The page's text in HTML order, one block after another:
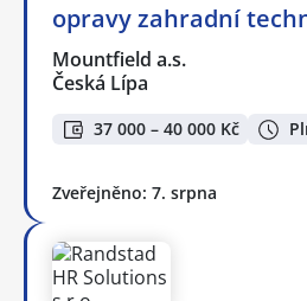
opravy zahradní
Mountfield a.s.
Česká Lípa
37 000 – 40 000 Kč
Zveřejněno: 7. srpna